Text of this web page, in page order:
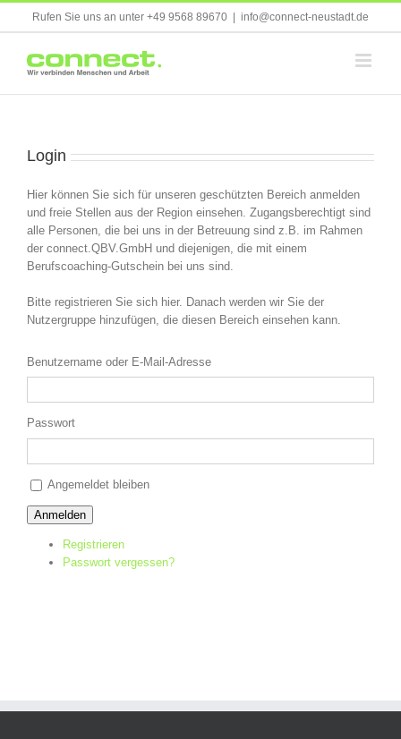
Rufen Sie uns an unter +49 9568 89670 info@connect-neustadt.de
Login
Hier können Sie sich für unseren geschützten Bereich anmelden
und freie Stellen aus der Region einsehen. Zugangsberechtigt sind
alle Personen, die bei uns in der Betreuung sind z.B. im Rahmen
der connect.QBV.GmbH und diejenigen, die mit einem
Berufscoaching-Gutschein bei uns sind.
Bitte registrieren Sie sich hier. Danach werden wir Sie der
Nutzergruppe hinzufügen, die diesen Bereich einsehen kann.
Benutzername oder E-Mail-Adresse
Passwort
Alternative:
Angemeldet bleiben
Anmelden
Registrieren
Passwort vergessen?